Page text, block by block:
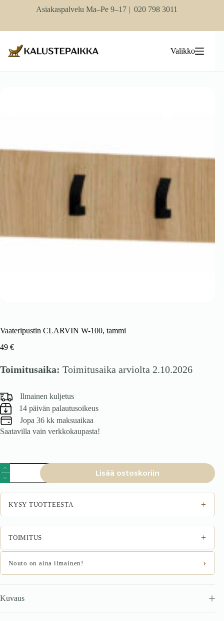
Asiakaspalvelu Ma–Pe 9–17 | 020 798 3011
Valikko
Vaateripustin CLARVIN W-100, tammi
49 €
Toimitusaika: Toimitusaika arviolta 2.10.2026
Ilmainen kuljetus
14 päivän palautusoikeus
Jopa 36 kk maksuaikaa
Saatavilla vain verkkokaupasta!
Vaateripustin
CLARVIN
W-
100,
tammi
määrä
Lisää ostoskoriin
KYSY TUOTTEESTA +
TOIMITUS +
Nouto on aina ilmainen! ›
Kuvaus